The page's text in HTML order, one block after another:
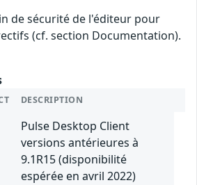
de sécurité de l'éditeur pour
(cf. section Documentation).
DESCRIPTION
Pulse Desktop Client
versions antérieures à
9.1R15 (disponibilité
espérée en avril 2022)